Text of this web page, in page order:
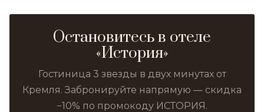
Остановитесь в отеле
«История»
Гостиница 3 звезды в двух минутах от
Кремля. Забронируйте напрямую — скидка
−10% по промокоду ИСТОРИЯ.